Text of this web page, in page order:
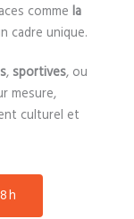
comme la
cadre unique.
, sportives, ou
mesure,
culturel et
h